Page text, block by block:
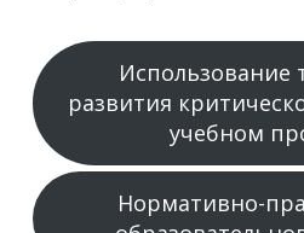
Использование
развития
учебном
Нормативно-